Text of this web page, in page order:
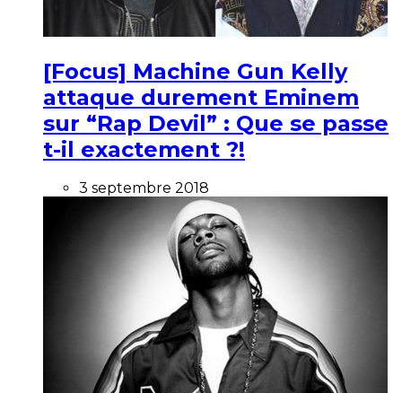
[Focus] Machine Gun Kelly
attaque durement Eminem
sur “Rap Devil” : Que se passe
t-il exactement ?!
3 septembre 2018